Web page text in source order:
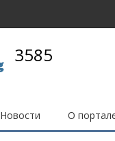
3585
Новости О